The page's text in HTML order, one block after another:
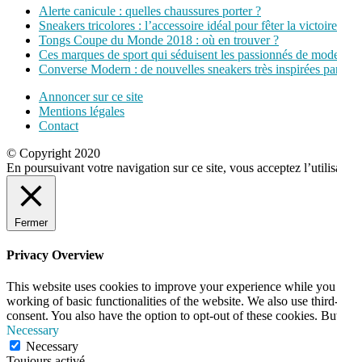
Alerte canicule : quelles chaussures porter ?
Sneakers tricolores : l’accessoire idéal pour fêter la
Tongs Coupe du Monde 2018 : où en trouver ?
Ces marques de sport qui séduisent les passionnés de
Converse Modern : de nouvelles sneakers très inspirées
Annoncer sur ce site
Mentions légales
Contact
© Copyright 2020
En poursuivant votre navigation sur ce site, vous acceptez
Fermer
Privacy Overview
This website uses cookies to improve your experience while
working of basic functionalities of the website. We also use
consent. You also have the option to opt-out of these cookies.
Necessary
Necessary